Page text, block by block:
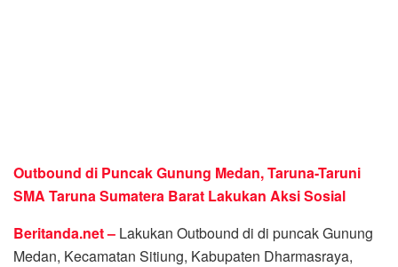
Outbound di Puncak Gunung Medan, Taruna-Taruni
SMA Taruna Sumatera Barat Lakukan Aksi Sosial
Beritanda.net – Lakukan Outbound di di puncak Gunung
Medan, Kecamatan Sitiung, Kabupaten Dharmasraya,